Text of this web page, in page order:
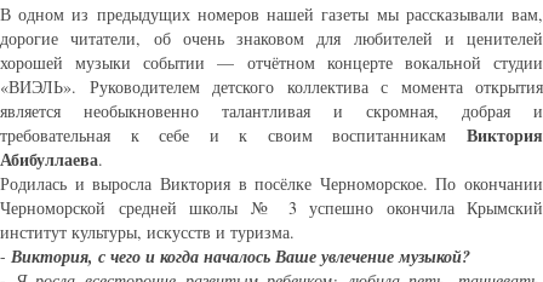
В одном из предыдущих номеров нашей газеты мы рассказывали вам,
дорогие читатели, об очень знаковом для любителей и ценителей
хорошей музыки событии — отчётном концерте вокальной студии
«ВИЭЛЬ». Руководителем детского коллектива с момента открытия
является необыкновенно талантливая и скромная, добрая и
требовательная к себе и к своим воспитанникам Виктория
Абибуллаева.
Родилась и выросла Виктория в посёлке Черноморское. По окончании
Черноморской средней школы № 3 успешно окончила Крымский
институт культуры, искусств и туризма.
- Виктория, с чего и когда началось Ваше увлечение музыкой?